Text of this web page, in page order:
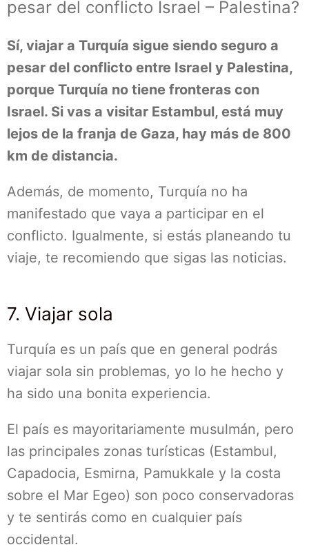
pesar del conflicto Israel – Palestina?
Sí, viajar a Turquía sigue siendo seguro a
pesar del conflicto entre Israel y Palestina,
porque Turquía no tiene fronteras con
Israel. Si vas a visitar Estambul, está muy
lejos de la franja de Gaza, hay más de 800
km de distancia.
Además, de momento, Turquía no ha
manifestado que vaya a participar en el
conflicto. Igualmente, si estás planeando tu
viaje, te recomiendo que sigas las noticias.
7. Viajar sola
Turquía es un país que en general podrás
viajar sola sin problemas, yo lo he hecho y
ha sido una bonita experiencia.
El país es mayoritariamente musulmán, pero
las principales zonas turísticas (Estambul,
Capadocia, Esmirna, Pamukkale y la costa
sobre el Mar Egeo) son poco conservadoras
y te sentirás como en cualquier país
occidental.